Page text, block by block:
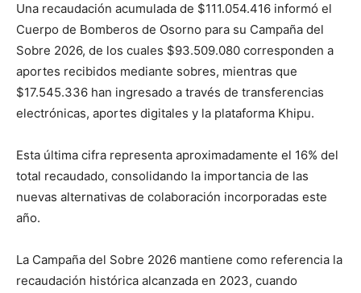
Una recaudación acumulada de $111.054.416 informó el
Cuerpo de Bomberos de Osorno para su Campaña del
Sobre 2026, de los cuales $93.509.080 corresponden a
aportes recibidos mediante sobres, mientras que
$17.545.336 han ingresado a través de transferencias
electrónicas, aportes digitales y la plataforma Khipu.
Esta última cifra representa aproximadamente el 16% del
total recaudado, consolidando la importancia de las
nuevas alternativas de colaboración incorporadas este
año.
La Campaña del Sobre 2026 mantiene como referencia la
recaudación histórica alcanzada en 2023, cuando